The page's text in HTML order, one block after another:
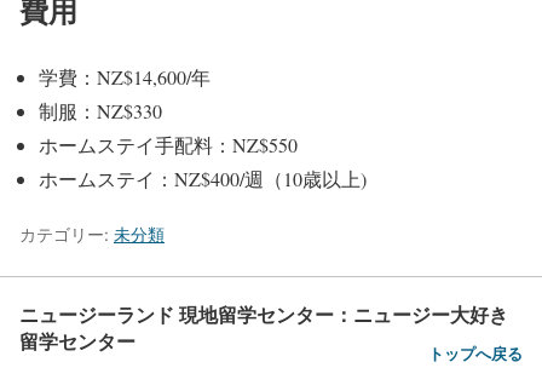
費用
学費：NZ$14,600/年
制服：NZ$330
ホームステイ手配料：NZ$550
ホームステイ：NZ$400/週（10歳以上)
カテゴリー: 未分類
ニュージーランド 現地留学センター：ニュージー大好き
留学センター
トップへ戻る